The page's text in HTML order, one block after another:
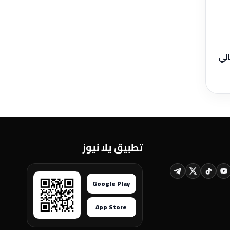
تطبيق يلا نيوز
Google Play
App Store